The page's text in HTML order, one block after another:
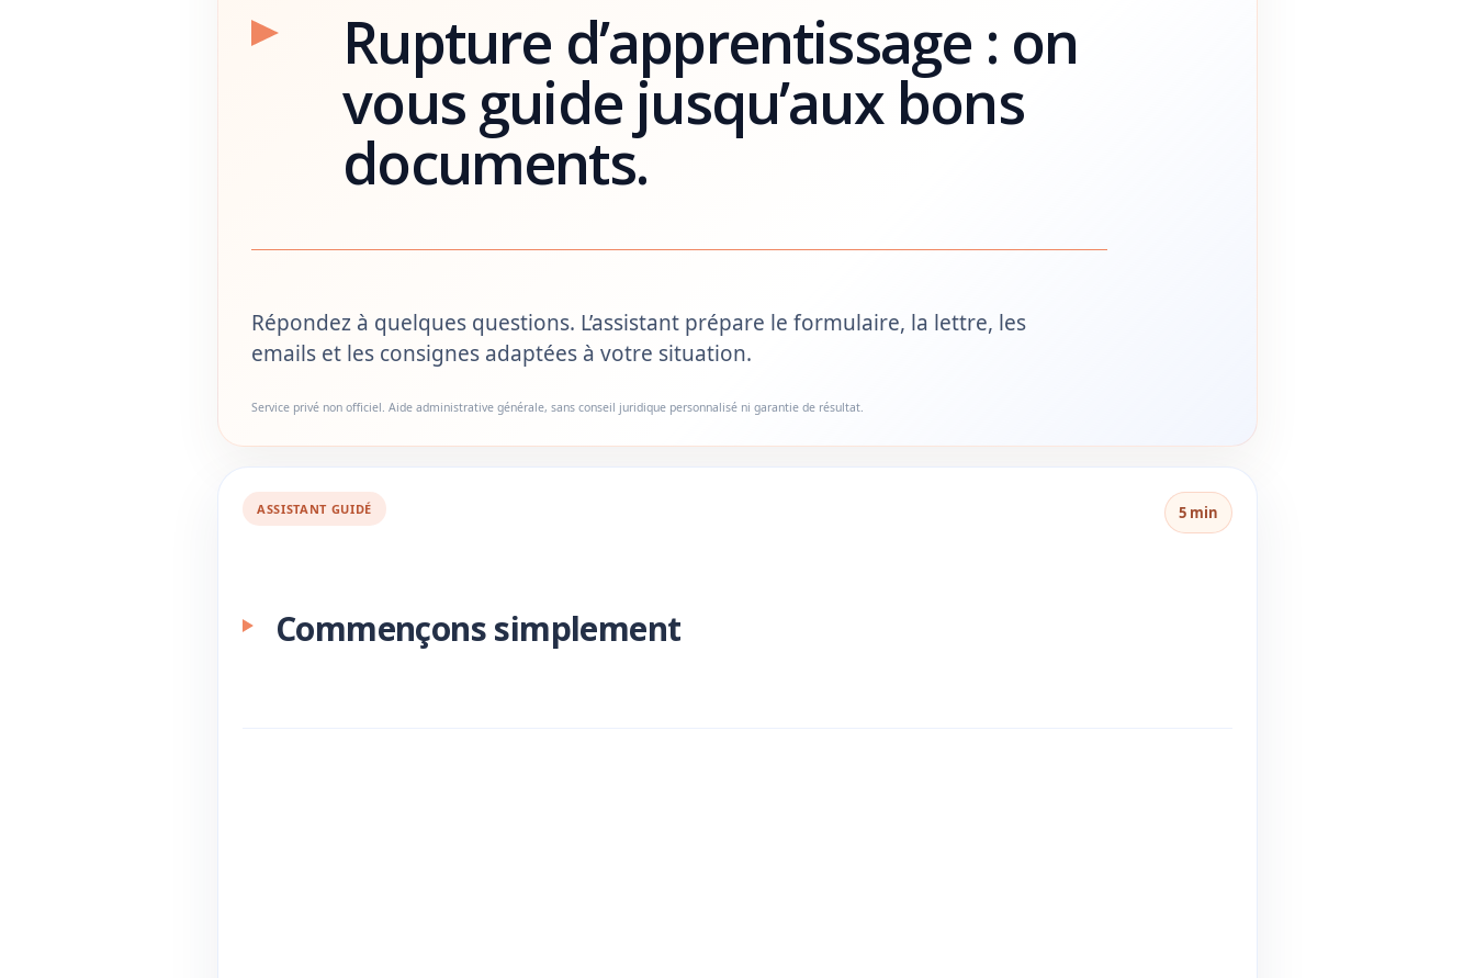
Rupture d’apprentissage : on
vous guide jusqu’aux bons
documents.
Répondez à quelques questions. L’assistant prépare le formulaire, la lettre, les
emails et les consignes adaptées à votre situation.
Service privé non officiel. Aide administrative générale, sans conseil juridique personnalisé ni garantie de résultat.
ASSISTANT GUIDÉ
Commençons simplement
5 min